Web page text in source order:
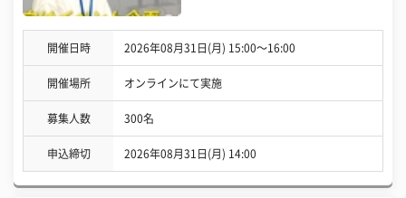
開催日時 2026年08月31日(月) 15:00〜16:00
開催場所 オンラインにて実施
募集人数 300名
申込締切 2026年08月31日(月) 14:00